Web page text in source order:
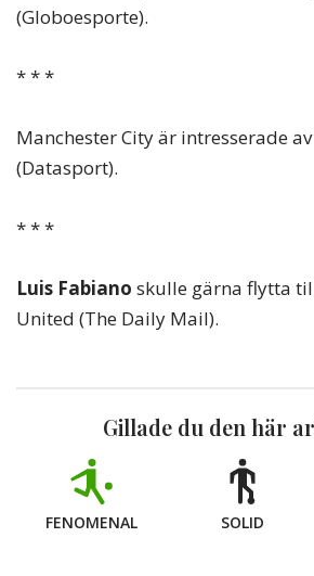
(Globoesporte).
* * *
Manchester City är intresserade av
(Datasport).
* * *
Luis Fabiano skulle gärna flytta
United (The Daily Mail).
Gillade du den här
FENOMENAL SOLID